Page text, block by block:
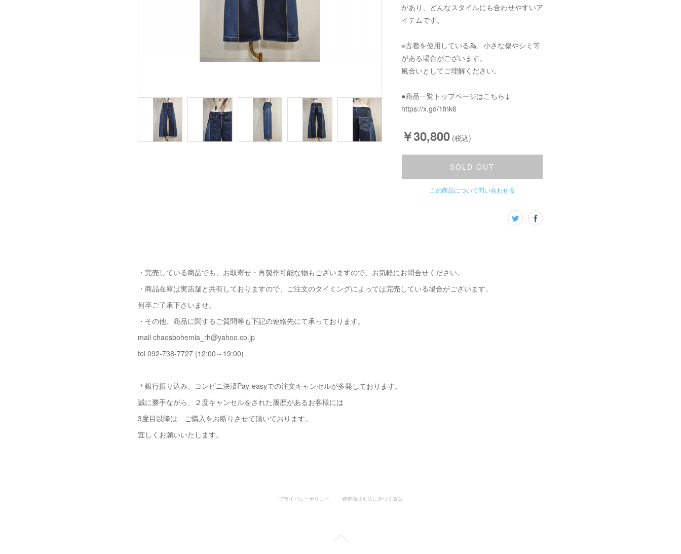
があり、どんなスタイルにも合わせやすいア
イテムです。
※古着を使用している為、小さな傷やシミ等
がある場合がございます。
風合いとしてご理解ください。
●商品一覧トップページはこちら↓
https://x.gd/1fnk6
￥30,800 (税込)
SOLD OUT
この商品について問い合わせる
・完売している商品でも、お取寄せ・再製作可能な物もございますので、お気軽にお問合せください。
・商品在庫は実店舗と共有しておりますので、ご注文のタイミングによっては完売している場合がございます。
何卒ご了承下さいませ。
・その他、商品に関するご質問等も下記の連絡先にて承っております。
mail chaosbohemia_rh@yahoo.co.jp
tel 092-738-7727 (12:00～19:00)
＊銀行振り込み、コンビニ決済Pay-easyでの注文キャンセルが多発しております。
誠に勝手ながら、２度キャンセルをされた履歴があるお客様には
3度目以降は ご購入をお断りさせて頂いております。
宜しくお願いいたします。
プライバシーポリシー 特定商取引法に基づく表記